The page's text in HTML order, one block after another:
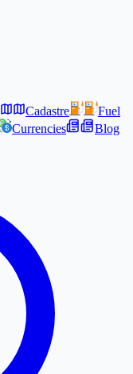
Cadastre
Fuel
Currencies
Blog